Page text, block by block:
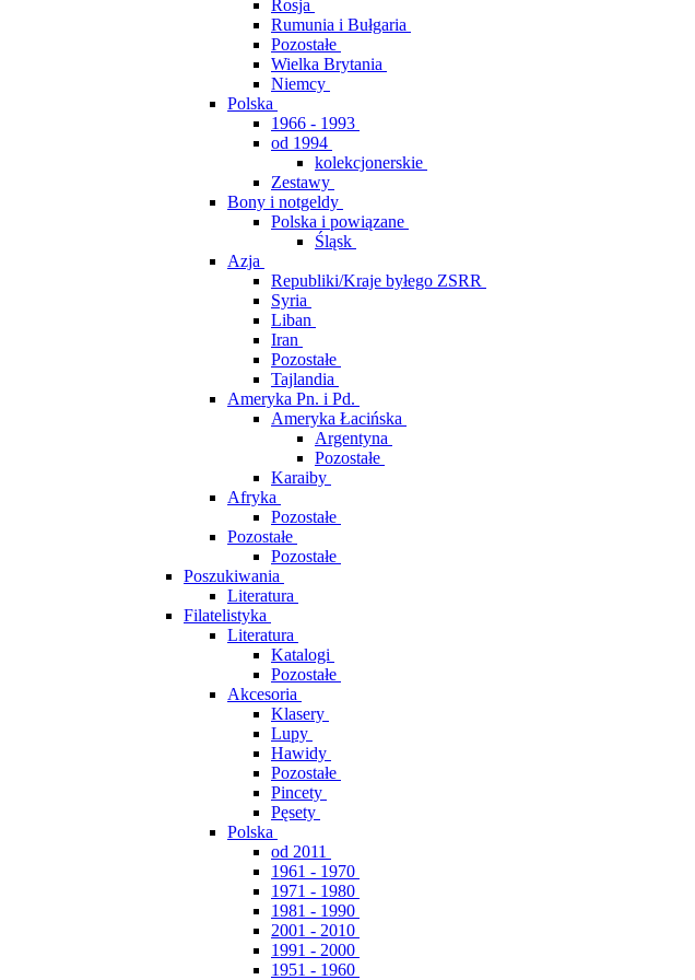
Rosja
Rumunia i Bułgaria
Pozostałe
Wielka Brytania
Niemcy
Polska
1966 - 1993
od 1994
kolekcjonerskie
Zestawy
Bony i notgeldy
Polska i powiązane
Śląsk
Azja
Republiki/Kraje byłego ZSRR
Syria
Liban
Iran
Pozostałe
Tajlandia
Ameryka Pn. i Pd.
Ameryka Łacińska
Argentyna
Pozostałe
Karaiby
Afryka
Pozostałe
Pozostałe
Pozostałe
Poszukiwania
Literatura
Filatelistyka
Literatura
Katalogi
Pozostałe
Akcesoria
Klasery
Lupy
Hawidy
Pozostałe
Pincety
Pęsety
Polska
od 2011
1961 - 1970
1971 - 1980
1981 - 1990
2001 - 2010
1991 - 2000
1951 - 1960